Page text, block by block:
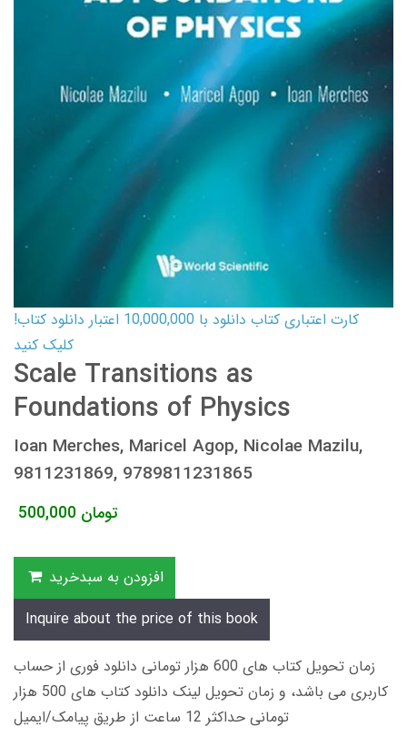
کارت اعتباری کتاب دانلود با 10,000,000 اعتبار دانلود کتاب!
کلیک کنید
Scale Transitions as
Foundations of Physics
Ioan Merches, Maricel Agop, Nicolae Mazilu,
9811231869, 9789811231865
500,000 تومان
افزودن به سبدخرید
Inquire about the price of this book
زمان تحویل کتاب های 600 هزار تومانی دانلود فوری از حساب
کاربری می باشد، و زمان تحویل لینک دانلود کتاب های 500 هزار
تومانی حداکثر 12 ساعت از طریق پیامک/ایمیل